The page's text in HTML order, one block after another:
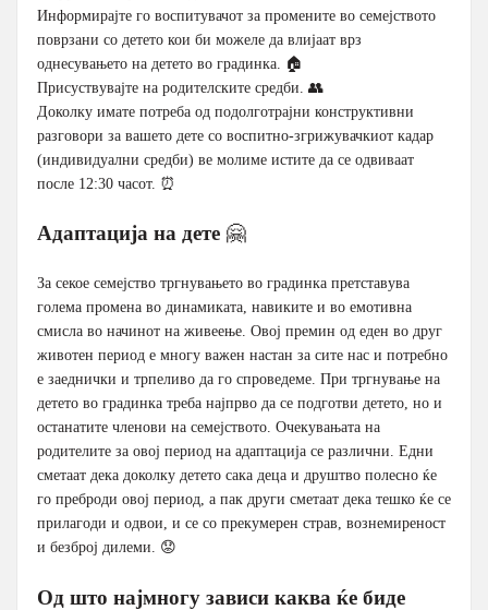
Информирајте го воспитувачот за промените во семејството
поврзани со детето кои би можеле да влијаат врз
однесувањето на детето во градинка. 🏠
Присуствувајте на родителските средби. 👥
Доколку имате потреба од подолготрајни конструктивни
разговори за вашето дете со воспитно-згрижувачкиот кадар
(индивидуални средби) ве молиме истите да се одвиваат
после 12:30 часот. ⏰
Адаптација на дете🤗
За секое семејство тргнувањето во градинка претставува
голема промена во динамиката, навиките и во емотивна
смисла во начинот на живеење. Овој премин од еден во друг
животен период е многу важен настан за сите нас и потребно
е заеднички и трпеливо да го спроведеме. При тргнување на
детето во градинка треба најпрво да се подготви детето, но и
останатите членови на семејството. Очекувањата на
родителите за овој период на адаптација се различни. Едни
сметаат дека доколку детето сака деца и друштво полесно ќе
го преброди овој период, а пак други сметаат дека тешко ќе се
прилагоди и одвои, и се со прекумерен страв, вознемиреност
и безброј дилеми. 😟
Од што најмногу зависи каква ќе биде